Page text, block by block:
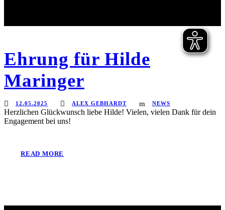
Ehrung für Hilde
Maringer
12.05.2025 ALEX GEBHARDT NEWS
Herzlichen Glückwunsch liebe Hilde! Vielen, vielen Dank für dein
Engagement bei uns!
READ MORE